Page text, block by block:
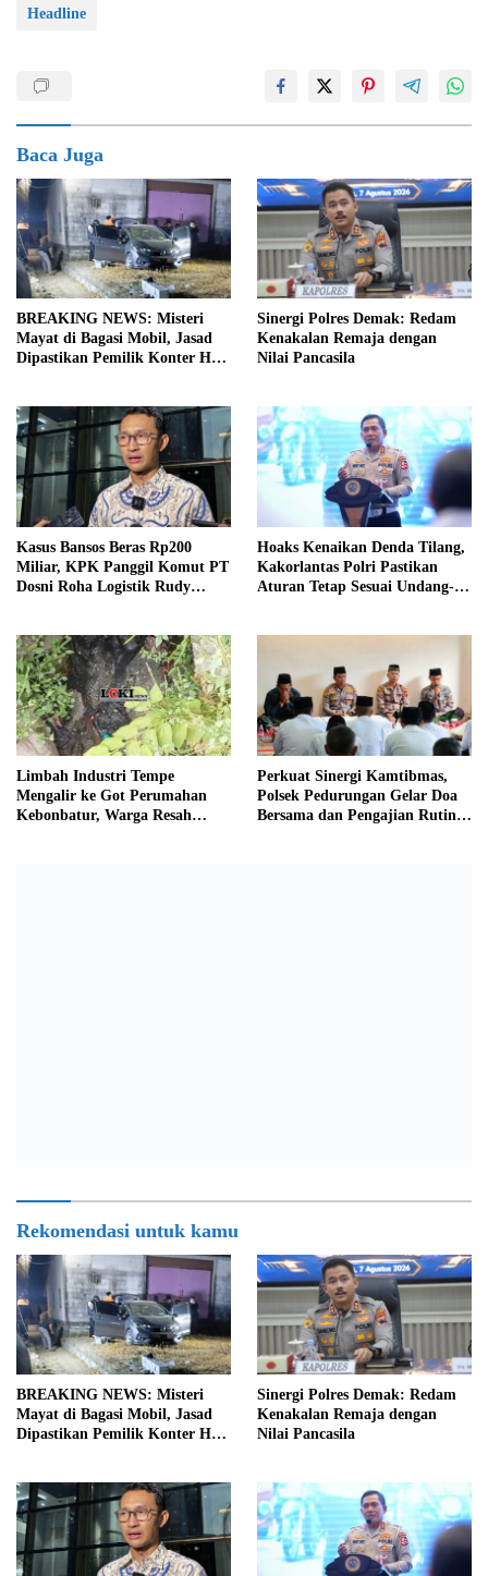
Headline
Baca Juga
BREAKING NEWS: Misteri
Mayat di Bagasi Mobil, Jasad
Dipastikan Pemilik Konter HP
Sinergi Polres Demak: Redam
Kenakalan Remaja dengan
Nilai Pancasila
Kasus Bansos Beras Rp200
Miliar, KPK Panggil Komut PT
Dosni Roha Logistik Rudy
Hoaks Kenaikan Denda Tilang,
Kakorlantas Polri Pastikan
Aturan Tetap Sesuai Undang-
Limbah Industri Tempe
Mengalir ke Got Perumahan
Kebonbatur, Warga Resah
Perkuat Sinergi Kamtibmas,
Polsek Pedurungan Gelar Doa
Bersama dan Pengajian Rutin
Rekomendasi untuk kamu
BREAKING NEWS: Misteri
Mayat di Bagasi Mobil, Jasad
Dipastikan Pemilik Konter HP
Sinergi Polres Demak: Redam
Kenakalan Remaja dengan
Nilai Pancasila